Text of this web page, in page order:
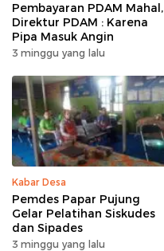
Pembayaran PDAM Mahal,
Direktur PDAM : Karena
Pipa Masuk Angin
3 minggu yang lalu
Kabar Desa
Pemdes Papar Pujung
Gelar Pelatihan Siskudes
dan Sipades
3 minggu yang lalu